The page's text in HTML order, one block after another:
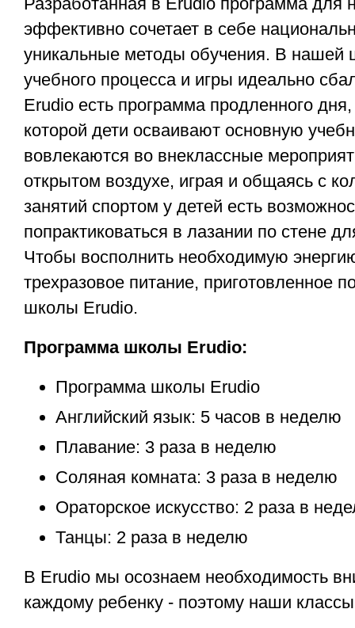
эффективно сочетает в себе
уникальные методы обучения. В нашей
учебного процесса и игры идеально
Erudio есть программа продленного дня,
которой дети осваивают основную
вовлекаются во внеклассные
открытом воздухе, играя и общаясь с
занятий спортом у детей есть
попрактиковаться в лазании по стене
Чтобы восполнить необходимую
трехразовое питание, приготовленное
школы Erudio.
Программа школы Erudio:
Программа школы Erudio
Английский язык: 5 часов в неделю
Плавание: 3 раза в неделю
Соляная комната: 3 раза в неделю
Ораторское искусство: 2 раза в
Танцы: 2 раза в неделю
В Erudio мы осознаем необходимость
каждому ребенку - поэтому наши